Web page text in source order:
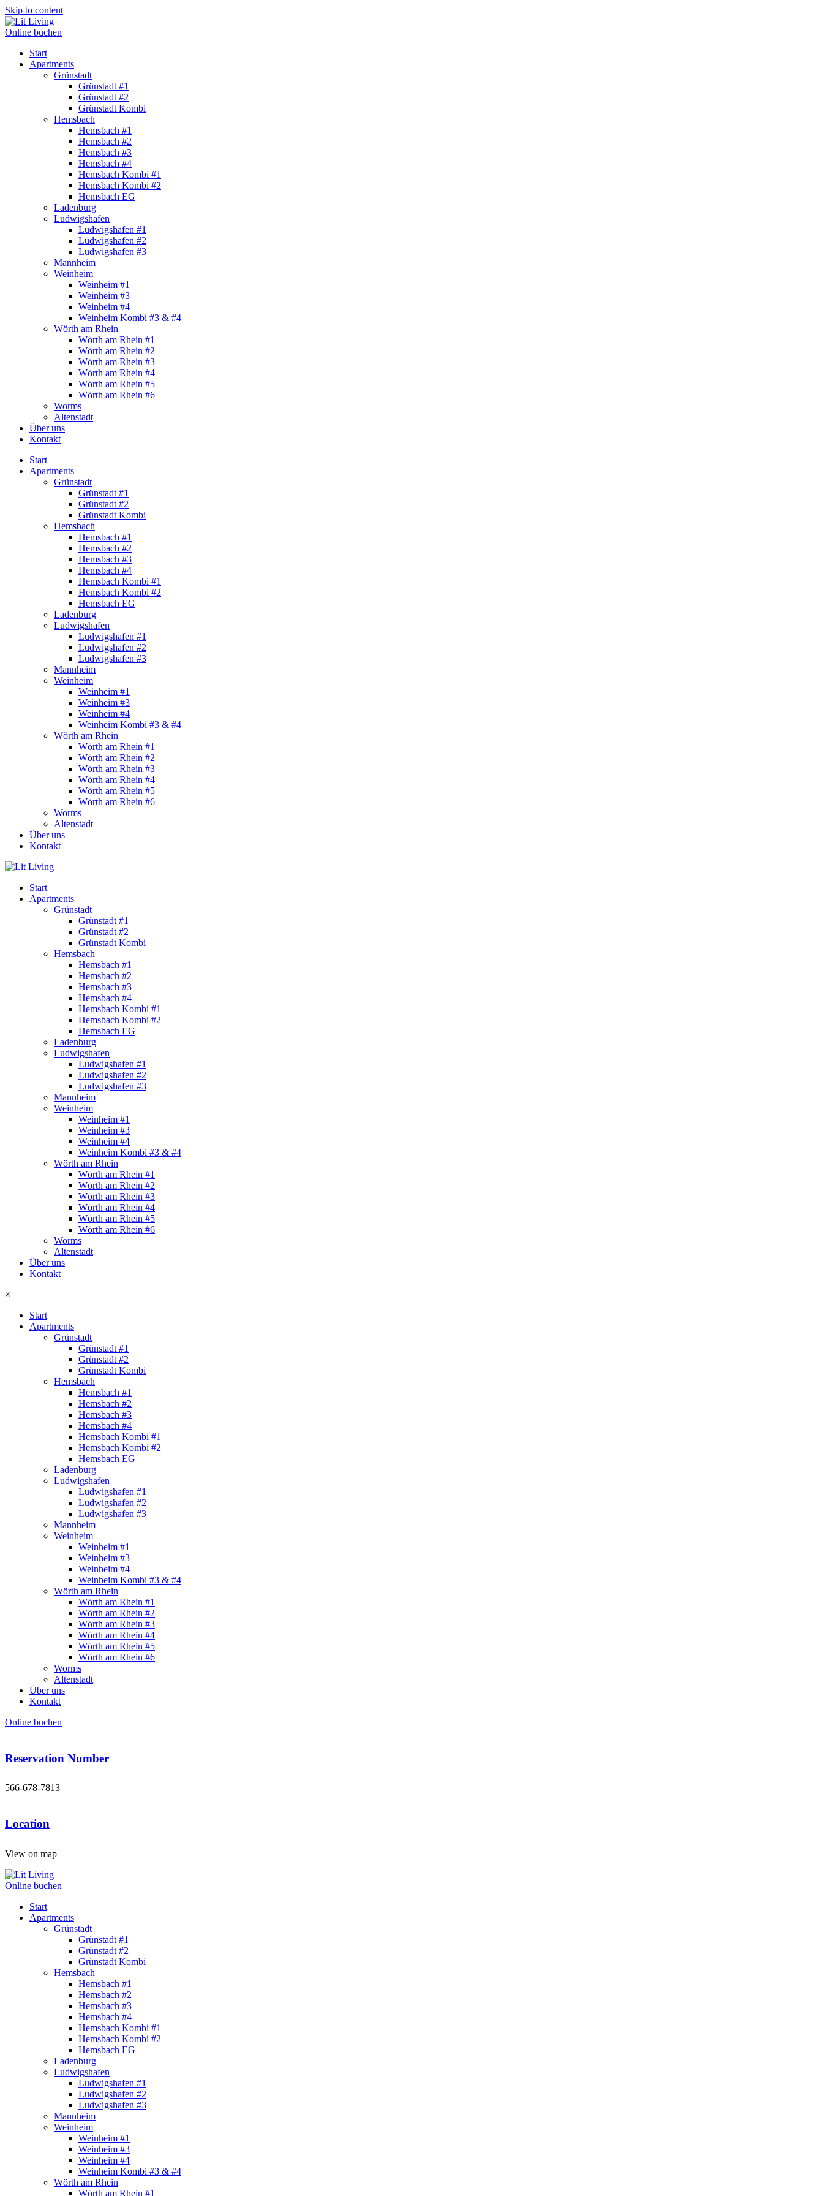
Skip to content
Online buchen
Start
Apartments
Grünstadt
Grünstadt #1
Grünstadt #2
Grünstadt Kombi
Hemsbach
Hemsbach #1
Hemsbach #2
Hemsbach #3
Hemsbach #4
Hemsbach Kombi #1
Hemsbach Kombi #2
Hemsbach EG
Ladenburg
Ludwigshafen
Ludwigshafen #1
Ludwigshafen #2
Ludwigshafen #3
Mannheim
Weinheim
Weinheim #1
Weinheim #3
Weinheim #4
Weinheim Kombi #3 & #4
Wörth am Rhein
Wörth am Rhein #1
Wörth am Rhein #2
Wörth am Rhein #3
Wörth am Rhein #4
Wörth am Rhein #5
Wörth am Rhein #6
Worms
Altenstadt
Über uns
Kontakt
Start
Apartments
Grünstadt
Grünstadt #1
Grünstadt #2
Grünstadt Kombi
Hemsbach
Hemsbach #1
Hemsbach #2
Hemsbach #3
Hemsbach #4
Hemsbach Kombi #1
Hemsbach Kombi #2
Hemsbach EG
Ladenburg
Ludwigshafen
Ludwigshafen #1
Ludwigshafen #2
Ludwigshafen #3
Mannheim
Weinheim
Weinheim #1
Weinheim #3
Weinheim #4
Weinheim Kombi #3 & #4
Wörth am Rhein
Wörth am Rhein #1
Wörth am Rhein #2
Wörth am Rhein #3
Wörth am Rhein #4
Wörth am Rhein #5
Wörth am Rhein #6
Worms
Altenstadt
Über uns
Kontakt
Start
Apartments
Grünstadt
Grünstadt #1
Grünstadt #2
Grünstadt Kombi
Hemsbach
Hemsbach #1
Hemsbach #2
Hemsbach #3
Hemsbach #4
Hemsbach Kombi #1
Hemsbach Kombi #2
Hemsbach EG
Ladenburg
Ludwigshafen
Ludwigshafen #1
Ludwigshafen #2
Ludwigshafen #3
Mannheim
Weinheim
Weinheim #1
Weinheim #3
Weinheim #4
Weinheim Kombi #3 & #4
Wörth am Rhein
Wörth am Rhein #1
Wörth am Rhein #2
Wörth am Rhein #3
Wörth am Rhein #4
Wörth am Rhein #5
Wörth am Rhein #6
Worms
Altenstadt
Über uns
Kontakt
×
Start
Apartments
Grünstadt
Grünstadt #1
Grünstadt #2
Grünstadt Kombi
Hemsbach
Hemsbach #1
Hemsbach #2
Hemsbach #3
Hemsbach #4
Hemsbach Kombi #1
Hemsbach Kombi #2
Hemsbach EG
Ladenburg
Ludwigshafen
Ludwigshafen #1
Ludwigshafen #2
Ludwigshafen #3
Mannheim
Weinheim
Weinheim #1
Weinheim #3
Weinheim #4
Weinheim Kombi #3 & #4
Wörth am Rhein
Wörth am Rhein #1
Wörth am Rhein #2
Wörth am Rhein #3
Wörth am Rhein #4
Wörth am Rhein #5
Wörth am Rhein #6
Worms
Altenstadt
Über uns
Kontakt
Online buchen
Reservation Number
566-678-7813
Location
View on map
Online buchen
Start
Apartments
Grünstadt
Grünstadt #1
Grünstadt #2
Grünstadt Kombi
Hemsbach
Hemsbach #1
Hemsbach #2
Hemsbach #3
Hemsbach #4
Hemsbach Kombi #1
Hemsbach Kombi #2
Hemsbach EG
Ladenburg
Ludwigshafen
Ludwigshafen #1
Ludwigshafen #2
Ludwigshafen #3
Mannheim
Weinheim
Weinheim #1
Weinheim #3
Weinheim #4
Weinheim Kombi #3 & #4
Wörth am Rhein
Wörth am Rhein #1